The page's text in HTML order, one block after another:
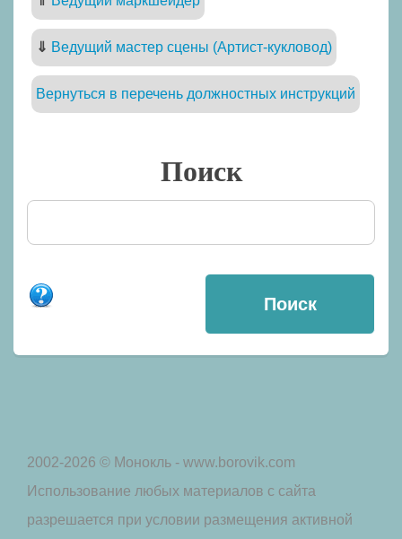
⇓ Ведущий мастер сцены (Артист-кукловод)
Вернуться в перечень должностных инструкций
Поиск
2002-2026 © Монокль - www.borovik.com
Использование любых материалов с сайта
разрешается при условии размещения активной